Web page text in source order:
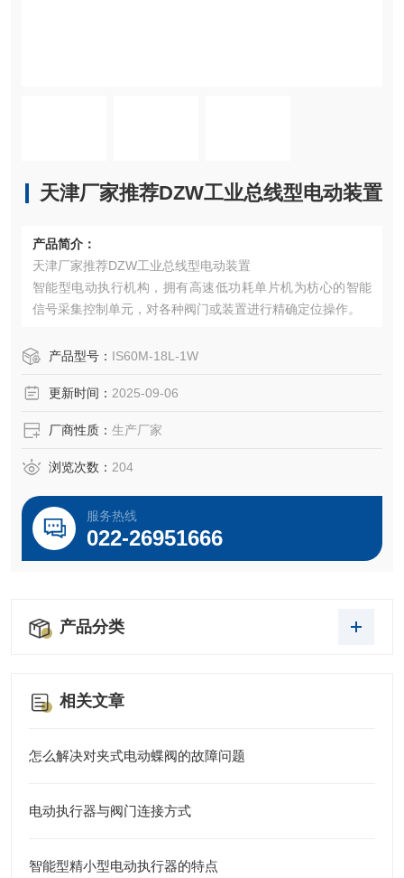
天津厂家推荐DZW工业总线型电动装置
产品简介：
天津厂家推荐DZW工业总线型电动装置
智能型电动执行机构，拥有高速低功耗单片机为枋心的智能
信号采集控制单元，对各种阀门或装置进行精确定位操作。
产品型号： IS60M-18L-1W
更新时间： 2025-09-06
厂商性质： 生产厂家
浏览次数： 204
服务热线
022-26951666
产品分类
相关文章
怎么解决对夹式电动蝶阀的故障问题
电动执行器与阀门连接方式
智能型精小型电动执行器的特点